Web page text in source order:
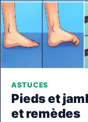
ASTUCES
Pieds et
et remèdes